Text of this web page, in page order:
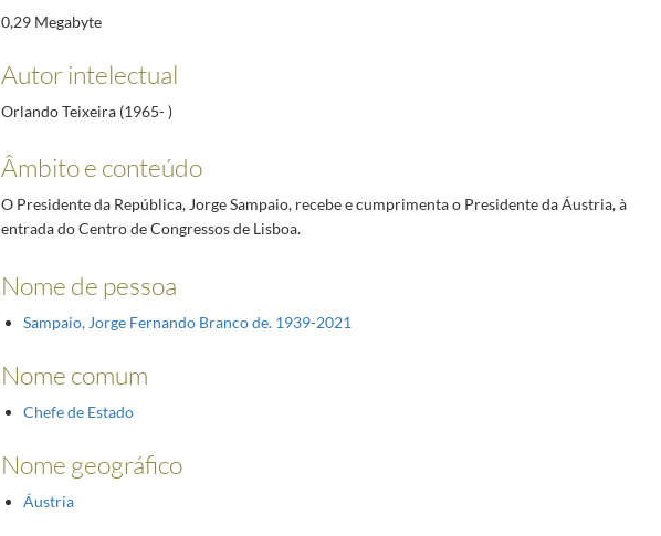
0,29 Megabyte
Autor intelectual
Orlando Teixeira (1965- )
Âmbito e conteúdo
O Presidente da República, Jorge Sampaio, recebe e cumprimenta o Presidente da Áustria, à
entrada do Centro de Congressos de Lisboa.
Nome de pessoa
Sampaio, Jorge Fernando Branco de. 1939-2021
Nome comum
Chefe de Estado
Nome geográfico
Áustria